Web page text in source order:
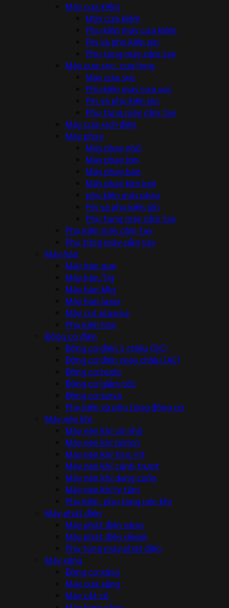
Máy cưa kiếm
Máy cưa kiếm
Phụ kiện máy cưa kiếm
Pin và phụ kiện pin
Phụ tùng máy cầm tay
Máy cưa sọc, cưa lọng
Máy cưa sọc
Phụ kiện máy cưa sọc
Pin và phụ kiện pin
Phụ tùng máy cầm tay
Máy cưa xích điện
Máy phay
Máy phay nhỏ
Máy phay lớn
Máy phay bàn
Máy phay kim loại
phụ kiện máy phay
Pin và phụ kiện pin
Phụ tùng máy cầm tay
Phụ kiện máy cầm tay
Phụ tùng máy cầm tay
Máy hàn
Máy hàn que
Máy hàn Tig
Máy hàn Mig
Máy hàn laser
Máy cut plasma
Phụ kiện hàn
Động cơ điện
Động cơ điện 1 chiều (DC)
Động cơ điện xoay chiều (AC)
Động cơ bước
Động cơ giảm tốc
Động cơ servo
Phụ kiện và phụ tùng động cơ
Máy nén khí
Máy nén khí cỡ nhỏ
Máy nén khí piston
Máy nén khí trục vít
Máy nén khí cánh trượt
Máy nén khí dạng cuộn
Máy nén khí ly tâm
Phụ kiện, phụ tùng nén khí
Máy phát điện
Máy phát điện xăng
Máy phát điện diesel
Phụ tùng máy phát điện
Máy xăng
Động cơ xăng
Máy cưa xăng
Máy cắt cỏ